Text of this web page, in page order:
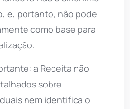
e, portanto, não pode
como base para
a Receita não
sobre
nem identifica o